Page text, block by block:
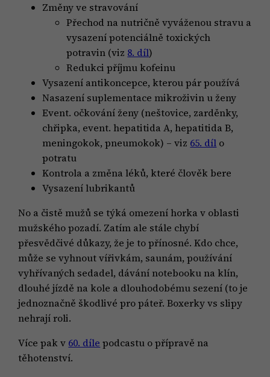
Změny ve stravování
Přechod na nutričně vyváženou stravu a
vysazení potenciálně toxických
potravin (viz 8. díl)
Redukci příjmu kofeinu
Vysazení antikoncepce, kterou pár používá
Nasazení suplementace mikroživin u ženy
Event. očkování ženy (neštovice, zarděnky,
chřipka, event. hepatitida A, hepatitida B,
meningokok, pneumokok) – viz 65. díl o
potratu
Kontrola a změna léků, které člověk bere
Vysazení lubrikantů
No a čistě mužů se týká omezení horka v oblasti
mužského pozadí. Zatím ale stále chybí
přesvědčivé důkazy, že je to přínosné. Kdo chce,
může se vyhnout vířivkám, saunám, používání
vyhřívaných sedadel, dávání notebooku na klín,
dlouhé jízdě na kole a dlouhodobému sezení (to je
jednoznačně škodlivé pro páteř. Boxerky vs slipy
nehrají roli.
Více pak v 60. díle podcastu o přípravě na
těhotenství.